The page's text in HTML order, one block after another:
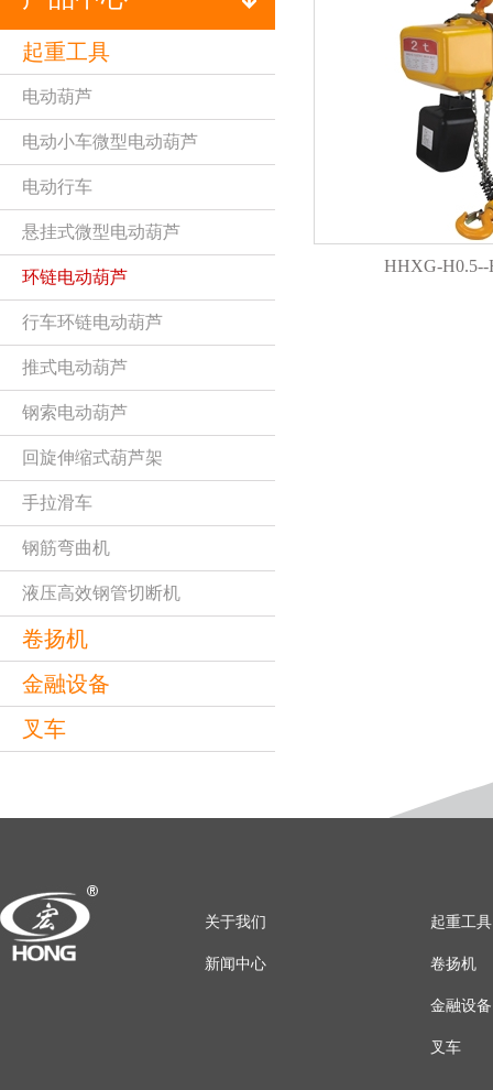
起重工具
电动葫芦
电动小车微型电动葫芦
电动行车
悬挂式微型电动葫芦
环链电动葫芦
行车环链电动葫芦
推式电动葫芦
钢索电动葫芦
回旋伸缩式葫芦架
手拉滑车
钢筋弯曲机
液压高效钢管切断机
卷扬机
金融设备
叉车
HHXG-
关于我们
新闻中心
起重工具
卷扬机
金融设备
叉车